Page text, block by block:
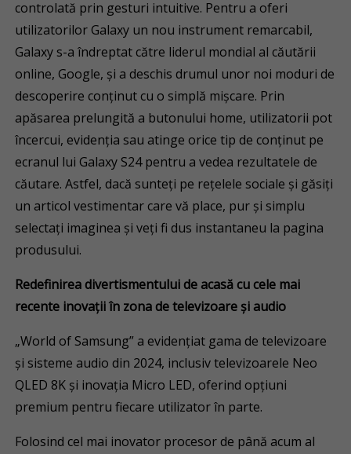
controlată prin gesturi intuitive. Pentru a oferi
utilizatorilor Galaxy un nou instrument remarcabil,
Galaxy s-a îndreptat către liderul mondial al căutării
online, Google, și a deschis drumul unor noi moduri de
descoperire conținut cu o simplă mișcare. Prin
apăsarea prelungită a butonului home, utilizatorii pot
încercui, evidenția sau atinge orice tip de conținut pe
ecranul lui Galaxy S24 pentru a vedea rezultatele de
căutare. Astfel, dacă sunteți pe rețelele sociale și găsiți
un articol vestimentar care vă place, pur și simplu
selectați imaginea și veți fi dus instantaneu la pagina
produsului.
Redefinirea divertismentului de acasă cu cele mai
recente inovații în zona de televizoare și audio
„World of Samsung” a evidențiat gama de televizoare
și sisteme audio din 2024, inclusiv televizoarele Neo
QLED 8K și inovația Micro LED, oferind opțiuni
premium pentru fiecare utilizator în parte.
Folosind cel mai inovator procesor de până acum al